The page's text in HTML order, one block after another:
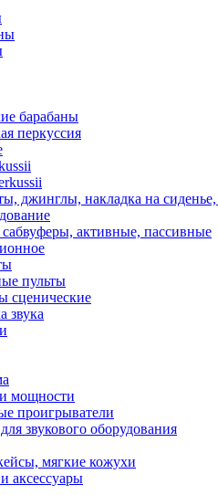
барабаны
перкуссия
джинглы, накладка на
активные, пассивные
пульты
сценические
звука
мощности
проигрыватели
звукового оборудования
мягкие кожухи
аксессуары